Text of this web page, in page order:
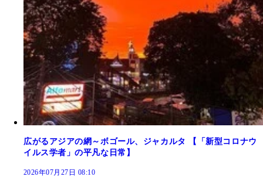
広がるアジアの網～ボゴール、ジャカルタ 【「新型コロナウ
イルス学者」の平凡な日常】
2026年07月27日 08:10